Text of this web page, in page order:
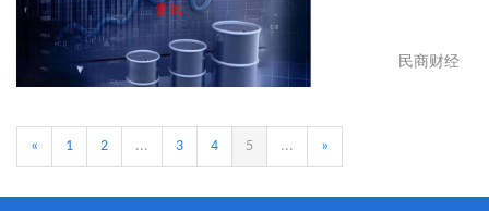
民商财经
« 1 2 ... 3 4 5 ... »